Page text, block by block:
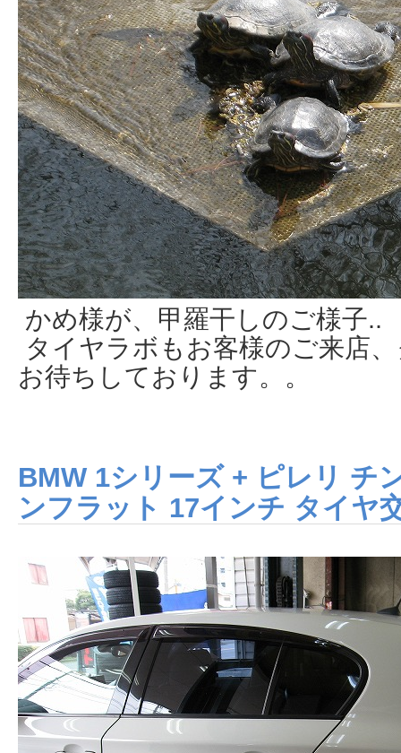
かめ様が、甲羅干しのご様子
タイヤラボもお客様のご来店
お待ちしております。。
BMW 1シリーズ + ピレリ
ンフラット 17インチ タイヤ